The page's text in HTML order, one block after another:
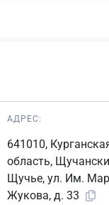
АДРЕС:
641010,
область,
Щучье, ул. Им.
Жукова, д. 33